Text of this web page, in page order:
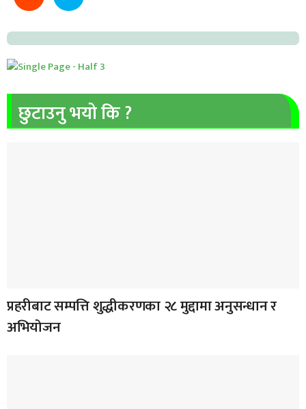
छुटाउनु भयो कि ?
प्रहरीबाट सम्पत्ति शुद्धीकरणका २८ मुद्दामा अनुसन्धान र
अभियोजन